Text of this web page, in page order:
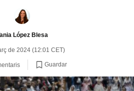
López Blesa
de 2024 (12:01 CET)
Guardar